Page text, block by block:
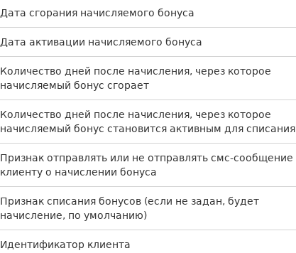
Дата сгорания начисляемого бонуса
Дата активации начисляемого бонуса
Количество дней после начисления, через которое
начисляемый бонус сгорает
Количество дней после начисления, через которое
начисляемый бонус становится активным для списания
Признак отправлять или не отправлять смс-сообщение
клиенту о начислении бонуса
Признак списания бонусов (если не задан, будет
начисление, по умолчанию)
Идентификатор клиента